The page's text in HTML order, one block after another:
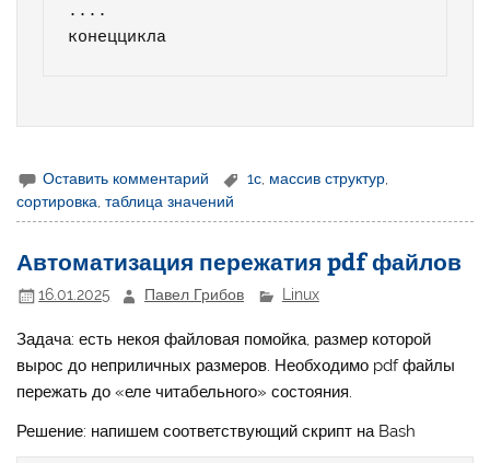
....
конеццикла
Оставить комментарий 1с массив структур
сортировка ,таблица значений
Автоматизация пережатия pdf файлов
16.01.2025 Павел Грибов Linux
Задача: есть некоя файловая помойка, размер которой
вырос до неприличных размеров. Необходимо pdf файлы
пережать до «еле читабельного» состояния.
Решение: напишем соответствующий скрипт на Bash